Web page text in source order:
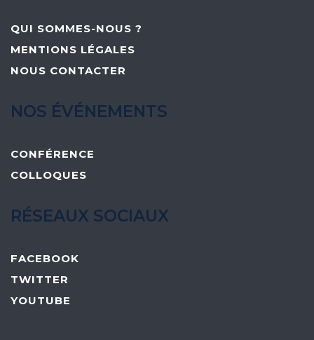
QUI SOMMES-NOUS ?
MENTIONS LÉGALES
NOUS CONTACTER
NOS ÉVÉNEMENTS
CONFÉRENCE
COLLOQUES
RÉSEAUX SOCIAUX
FACEBOOK
TWITTER
YOUTUBE